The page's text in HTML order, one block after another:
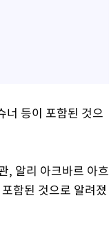
너 등이 포함된 것으
, 알리 아크바르 아흐
함된 것으로 알려졌